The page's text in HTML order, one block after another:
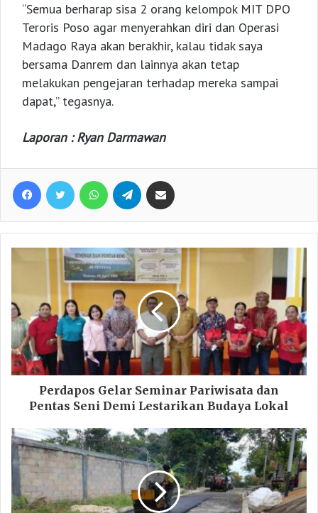
“Semua berharap sisa 2 orang kelompok MIT DPO
Teroris Poso agar menyerahkan diri dan Operasi
Madago Raya akan berakhir, kalau tidak saya
bersama Danrem dan lainnya akan tetap
melakukan pengejaran terhadap mereka sampai
dapat,” tegasnya.
Laporan : Ryan Darmawan
Facebook Twitter WhatsApp Telegram
Perdapos Gelar Seminar Pariwisata dan
Pentas Seni Demi Lestarikan Budaya Lokal